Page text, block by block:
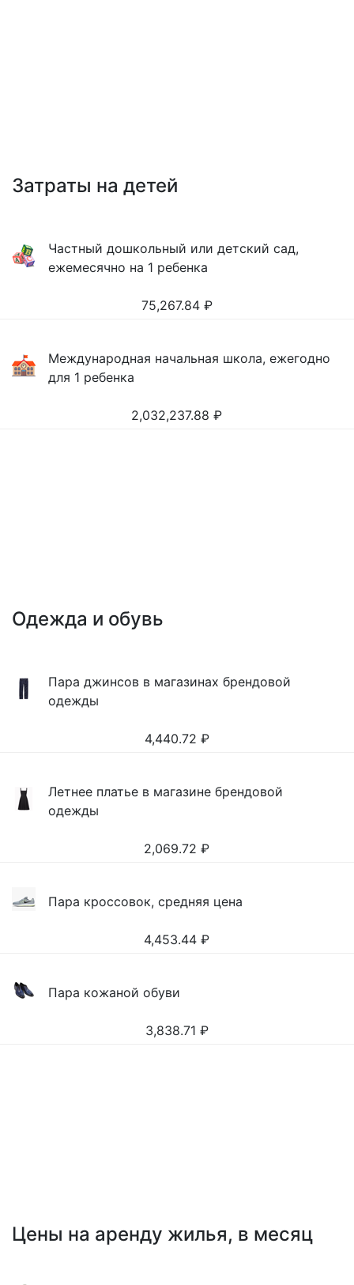
Затраты на детей
Частный дошкольный или детский сад,
ежемесячно на 1 ребенка
75,267.84 ₽
Международная начальная школа, ежегодно
для 1 ребенка
2,032,237.88 ₽
Одежда и обувь
Пара джинсов в магазинах брендовой
одежды
4,440.72 ₽
Летнее платье в магазине брендовой
одежды
2,069.72 ₽
Пара кроссовок, средняя цена
4,453.44 ₽
Пара кожаной обуви
3,838.71 ₽
Цены на аренду жилья, в месяц